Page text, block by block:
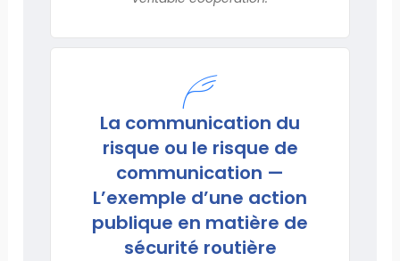
La communication du
risque ou le risque de
communication —
L’exemple d’une action
publique en matière de
sécurité routière